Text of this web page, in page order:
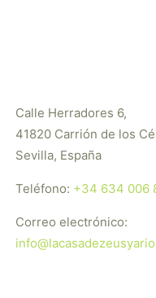
Calle Herradores 6,
41820 Carrión de los
Sevilla, España
Teléfono: +34 634 006
Correo electrónico: